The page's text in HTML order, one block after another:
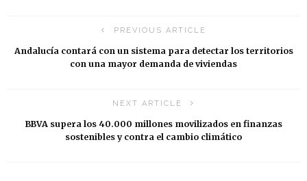
PREVIOUS ARTICLE
Andalucía contará con un sistema para detectar los territorios
con una mayor demanda de viviendas
NEXT ARTICLE
BBVA supera los 40.000 millones movilizados en finanzas
sostenibles y contra el cambio climático